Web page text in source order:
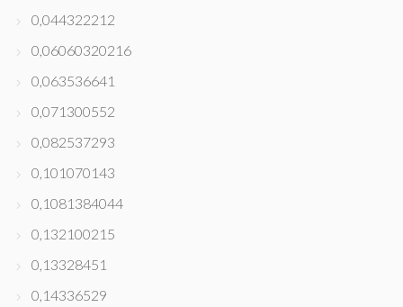
0,044322212
0,06060320216
0,063536641
0,071300552
0,082537293
0,101070143
0,1081384044
0,132100215
0,13328451
0,14336529